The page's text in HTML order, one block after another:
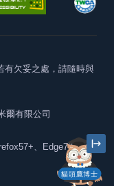
貓頭鷹博士
有欠妥之處，請隨時與
爾有限公司
、Edge79+及